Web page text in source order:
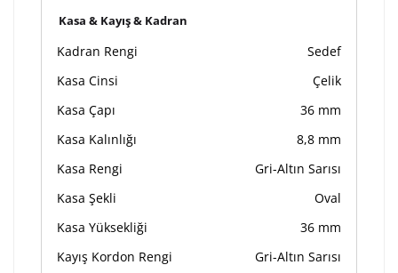
Kasa & Kayış & Kadran
Kadran Rengi
Sedef
Kasa Cinsi
Çelik
Kasa Çapı
36 mm
Kasa Kalınlığı
8,8 mm
Kasa Rengi
Gri-Altın Sarısı
Kasa Şekli
Oval
Kasa Yüksekliği
36 mm
Kayış Kordon Rengi
Gri-Altın Sarısı